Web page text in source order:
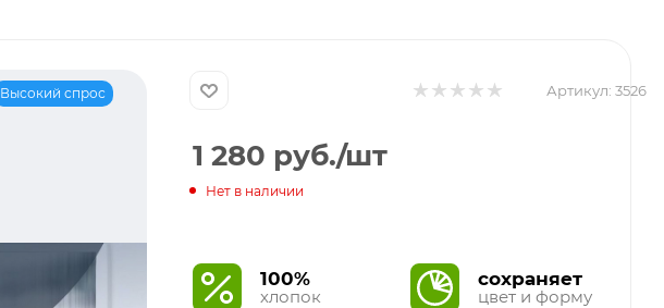
Высокий спрос Артикул: 3526
1 280 руб./шт
Нет в наличии
100%
хлопок
сохраняет
цвет и форму